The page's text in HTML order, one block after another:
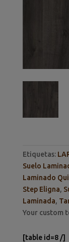
Etiquetas:
Suelo
Laminado
Step Eligna,
Laminada,
Your custom
[table id=8 /]